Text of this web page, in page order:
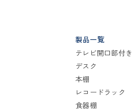
製品一覧
テレビ開口部付き
デスク
本棚
レコードラック
食器棚